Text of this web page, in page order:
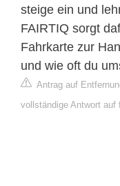
steige ein und
FAIRTIQ sorgt
Fahrkarte zur
und wie oft du
Antrag auf
vollständige Antwort auf